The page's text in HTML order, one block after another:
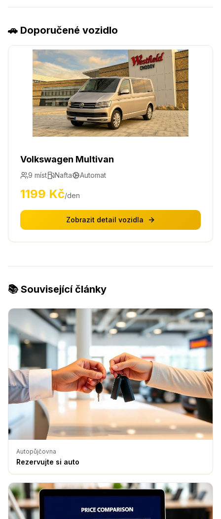
🚗 Doporučené vozidlo
Volkswagen Multivan
9 míst Nafta Automat
1199 Kč/den
Zobrazit detail vozidla
📚 Související články
Autopůjčovna
Rezervujte si auto